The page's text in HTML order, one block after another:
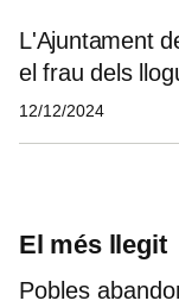
L'Ajuntament
el frau dels
12/12/2024
El més llegit
Pobles